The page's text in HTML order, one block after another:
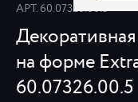
АРТ.60.07326.00.5
на форме
60.07326.00.5